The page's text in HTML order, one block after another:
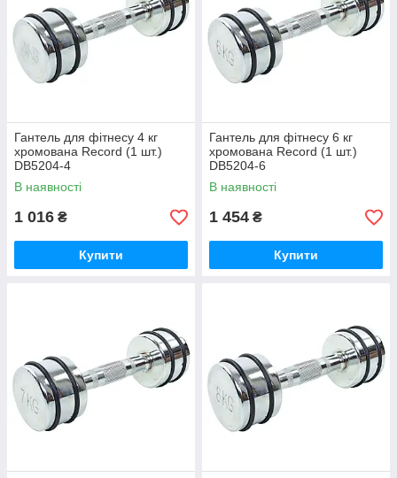
Гантель для фітнесу 4 кг
хромована Record (1 шт.)
DB5204-4
В наявності
1 016 ₴
Купити
Гантель для фітнесу 6 кг
хромована Record (1 шт.)
DB5204-6
В наявності
1 454 ₴
Купити